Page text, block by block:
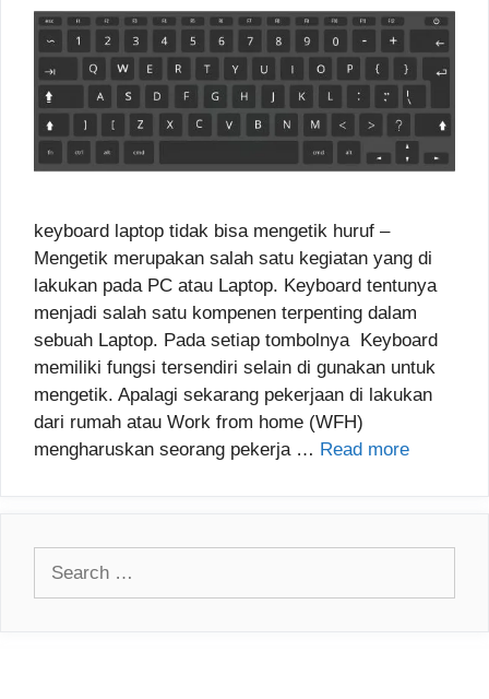
keyboard laptop tidak bisa mengetik huruf –
Mengetik merupakan salah satu kegiatan yang di
lakukan pada PC atau Laptop. Keyboard tentunya
menjadi salah satu kompenen terpenting dalam
sebuah Laptop. Pada setiap tombolnya Keyboard
memiliki fungsi tersendiri selain di gunakan untuk
mengetik. Apalagi sekarang pekerjaan di lakukan
dari rumah atau Work from home (WFH)
mengharuskan seorang pekerja … Read more